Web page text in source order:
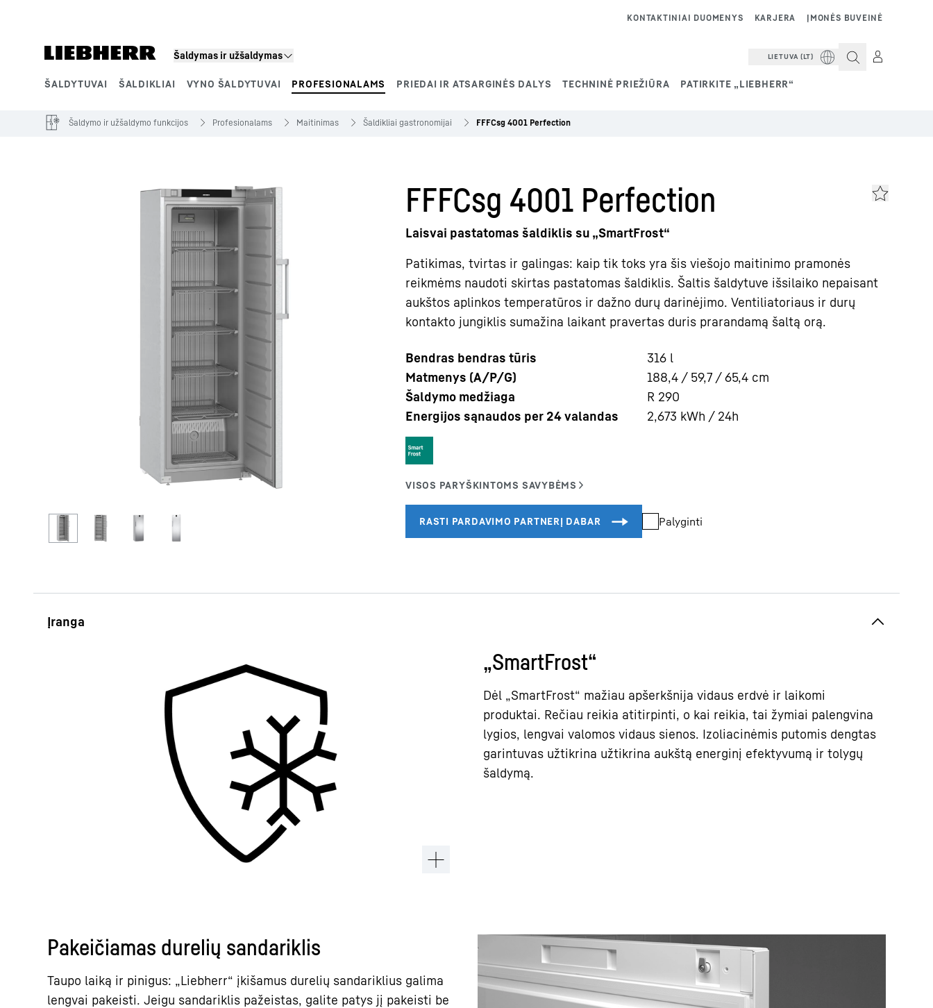
Šaldymas ir užšaldymas
ŠALDYTUVAI ŠALDIKLIAI VYNO ŠALDYTUVAI PROFESIONALAMS PRIEDAI IR ATSARGINĖS DALYS TECHNINĖ PRIEŽIŪRA PATIRKITE „LIEBHERR“
ĮMONĖS BUVEINĖ
KARJERA
KONTAKTINIAI DUOMENYS
LIETUVA (LT)
Šaldymo ir užšaldymo funkcijos Profesionalams Maitinimas Šaldikliai gastronomijai FFFCsg 4001 Perfection
FFFCsg 4001 Perfection
Laisvai pastatomas šaldiklis su „SmartFrost“
Patikimas, tvirtas ir galingas: kaip tik toks yra šis viešojo maitinimo pramonės
reikmėms naudoti skirtas pastatomas šaldiklis. Šaltis šaldytuve išsilaiko nepaisant
aukštos aplinkos temperatūros ir dažno durų darinėjimo. Ventiliatoriaus ir durų
kontakto jungiklis sumažina laikant pravertas duris prarandamą šaltą orą.
Bendras bendras tūris 316 l
Matmenys (A/P/G)
188,4 / 59,7 / 65,4 cm
Šaldymo medžiaga
R 290
Energijos sąnaudos per 24 valandas
2,673 kWh / 24h
Palyginti
„SmartFrost“
Dėl „SmartFrost“ mažiau apšerkšnija vidaus erdvė ir laikomi
produktai. Rečiau reikia atitirpinti, o kai reikia, tai žymiai palengvina
lygios, lengvai valomos vidaus sienos. Izoliacinėmis putomis dengtas
garintuvas užtikrina užtikrina aukštą energinį efektyvumą ir tolygų
šaldymą.
Pakeičiamas durelių sandariklis
Taupo laiką ir pinigus: „Liebherr“ įkišamus durelių sandariklius galima
lengvai pakeisti. Jeigu sandariklis pažeistas, galite patys jį pakeisti be